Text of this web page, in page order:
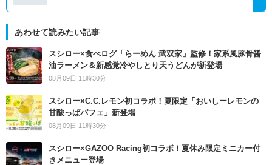
あわせて読みたい記事
スシロー×食べログ「らーめん 武双家」監修！家系風豚骨醤
油ラーメン＆新感覚冷やしとり天うどんが新登場
08月09日 11時30分
スシロー×C.C.レモン初コラボ！夏限定「おいしーレモンの
甘酸っぱパフェ」新登場
08月09日 11時30分
スシロー×GAZOO Racing初コラボ！夏休み限定ミニカー付
きメニュー登場